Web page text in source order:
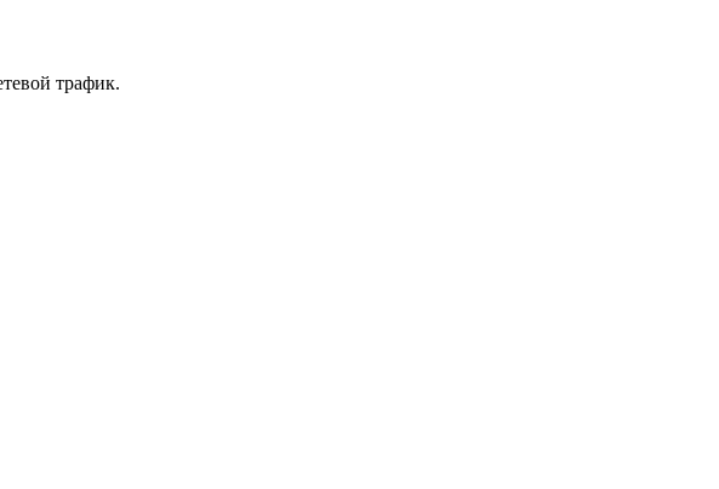
трафик.